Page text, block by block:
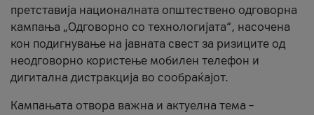
претставија националната општествено одговорна
кампања „Одговорно со технологијата“, насочена
кон подигнување на јавната свест за ризиците од
неодговорно користење мобилен телефон и
дигитална дистракција во сообраќајот.
Кампањата отвора важна и актуелна тема –